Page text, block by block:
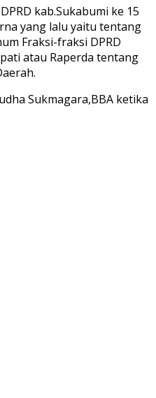
kab.Sukabumi ke 15
yang lalu yaitu tentang
Fraksi-fraksi DPRD
atau Raperda tentang
Sukmagara,BBA ketika